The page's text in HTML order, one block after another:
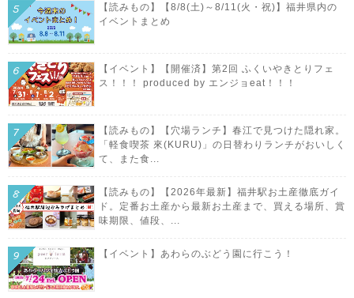
【読みもの】【8/8(土)～8/11(火・祝)】福井県内の
イベントまとめ
【イベント】【開催済】第2回 ふくいやきとりフェ
ス！！！ produced by エンジョeat！！！
【読みもの】【穴場ランチ】春江で見つけた隠れ家。
「軽食喫茶 來(KURU)」の日替わりランチがおいしく
て、また食...
【読みもの】【2026年最新】福井駅お土産徹底ガイ
ド。定番お土産から最新お土産まで、買える場所、賞
味期限、値段、...
【イベント】あわらのぶどう園に行こう！